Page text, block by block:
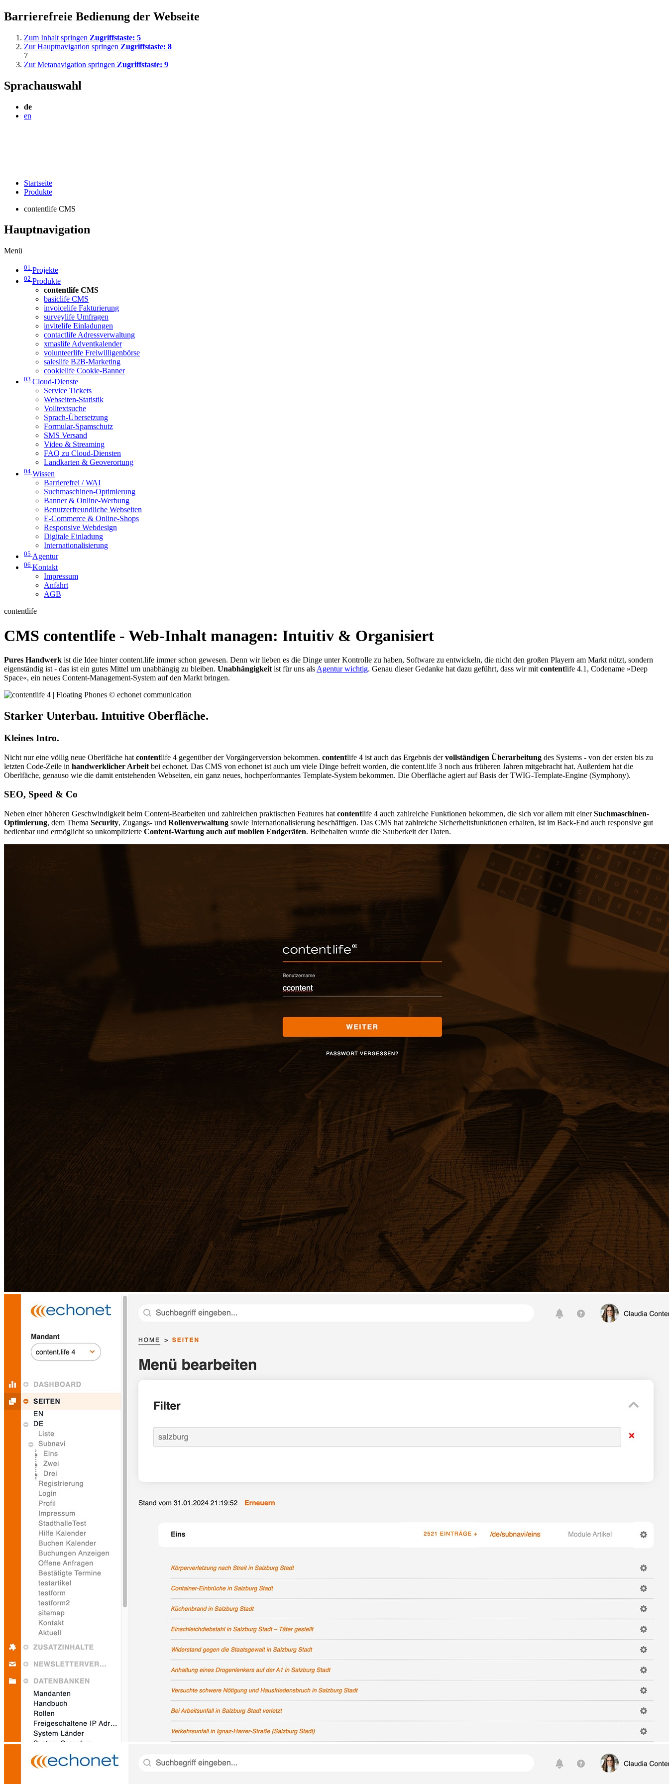
Barrierefreie Bedienung der Webseite
Zum Inhalt springen Zugriffstaste: 5
Zur Hauptnavigation springen Zugriffstaste: 8
7
Zur Metanavigation springen Zugriffstaste: 9
Sprachauswahl
de
en
Startseite
Produkte
contentlife CMS
Hauptnavigation
Menü
01 Projekte
02 Produkte
contentlife CMS
basiclife CMS
invoicelife Fakturierung
surveylife Umfragen
invitelife Einladungen
contactlife Adressverwaltung
xmaslife Adventkalender
volunteerlife Freiwilligenbörse
saleslife B2B-Marketing
cookielife Cookie-Banner
03 Cloud-Dienste
Service Tickets
Webseiten-Statistik
Volltextsuche
Sprach-Übersetzung
Formular-Spamschutz
SMS Versand
Video & Streaming
FAQ zu Cloud-Diensten
Landkarten & Geoverortung
04 Wissen
Barrierefrei / WAI
Suchmaschinen-Optimierung
Banner & Online-Werbung
Benutzerfreundliche Webseiten
E-Commerce & Online-Shops
Responsive Webdesign
Digitale Einladung
Internationalisierung
05 Agentur
06 Kontakt
Impressum
Anfahrt
AGB
contentlife
CMS contentlife - Web-Inhalt managen: Intuitiv & Organisiert
Pures Handwerk ist die Idee hinter content.life immer schon gewesen. Denn wir lieben es die Dinge unter Kontrolle zu haben, Software zu entwickeln, die nicht den großen Playern am Markt nützt, sondern
eigenständig ist - das ist ein gutes Mittel um unabhängig zu bleiben. Unabhängigkeit ist für uns als Agentur wichtig. Genau dieser Gedanke hat dazu geführt, dass wir mit contentlife 4.1, Codename »Deep
Space«, ein neues Content-Management-System auf den Markt bringen.
Starker Unterbau. Intuitive Oberfläche.
Kleines Intro.
Nicht nur eine völlig neue Oberlfäche hat contentlife 4 gegenüber der Vorgängerversion bekommen. contentlife 4 ist auch das Ergebnis dervollständigen Überarbeitung des Systems - von der ersten bis zu
letzten Code-Zeile in handwerklicher Arbeit bei echonet. Das CMS von echonet ist auch um viele Dinge befreit worden, die content.life 3 noch aus früheren Jahren mitgebracht hat. Außerdem hat die
Oberlfäche, genauso wie die damit entstehenden Webseiten, ein ganz neues, hochperformantes Template-System bekommen. Die Oberfläche agiert auf Basis der TWIG-Template-Engine (Symphony).
SEO, Speed & Co
Neben einer höheren Geschwindigkeit beim Content-Bearbeiten und zahlreichen praktischen Features hat contentlife 4 auch zahlreiche Funktionen bekommen, die sich vor allem mit einerSuchmaschinen-
Optimierung, dem Thema Security, Zugangs- und Rollenverwaltung sowie Internationalisierung beschäftigen. Das CMS hat zahlreiche Sicherheitsfunktionen erhalten, ist im Back-End auch responsive gut
bedienbar und ermöglicht so unkomplizierte Content-Wartung auch auf mobilen Endgeräten. Beibehalten wurde die Sauberkeit der Daten.